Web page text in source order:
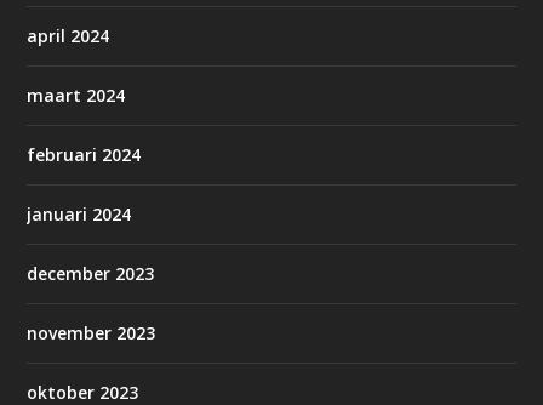
april 2024
maart 2024
februari 2024
januari 2024
december 2023
november 2023
oktober 2023